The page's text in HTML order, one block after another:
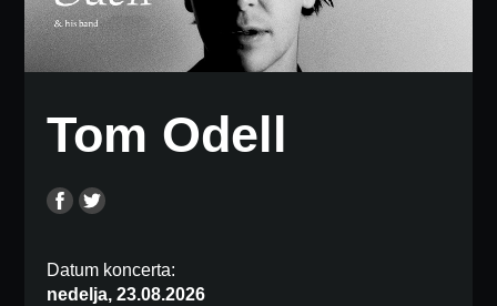
Tom Odell
Datum koncerta:
nedelja, 23.08.2026